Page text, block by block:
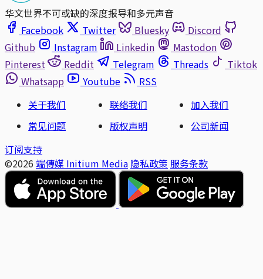
华文世界不可或缺的深度报导和多元声音
Facebook
Twitter Bluesky
Discord
Github
Instagram Linkedin
Mastodon
Pinterest
Reddit Telegram Threads
Tiktok
Whatsapp
Youtube
RSS
关于我们
联络我们
加入我们
常见问题
版权声明
公司新闻
订阅支持
©2026 端傳媒 Initium Media 隐私政策 服务条款